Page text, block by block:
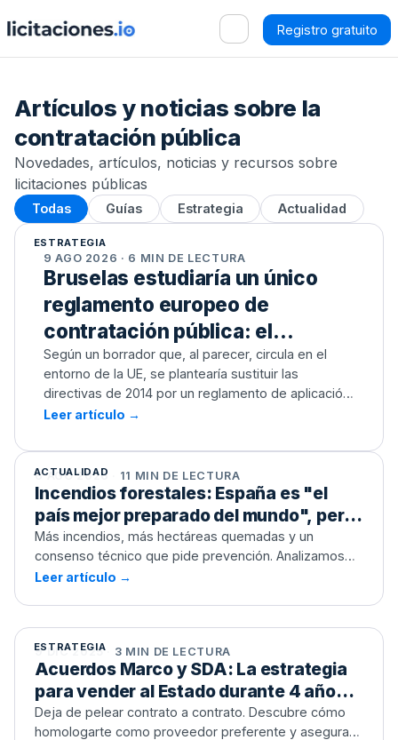
Registro gratuito
Artículos y noticias sobre la
contratación pública
Novedades, artículos, noticias y recursos sobre
licitaciones públicas
Todas Guías Estrategia Actualidad
ESTRATEGIA
9 AGO 2026 · 6 MIN DE LECTURA
Bruselas estudiaría un único
reglamento europeo de
contratación pública: el
borrador que apunta a sustituir
las directivas actuales
Según un borrador que, al parecer, circula en el
entorno de la UE, se plantearía sustituir las
directivas de 2014 por un reglamento de aplicación
directa, con la compra estratégica como norma y
contamos qué cambiaría, en su caso, para las
empresas que licitan.
Leer artículo →
ACTUALIDAD
6 AGO 2026 · 11 MIN DE LECTURA
Incendios forestales: España es "el
país mejor preparado del mundo", pero
¿se invierte cada vez menos y peor?
Más incendios, más hectáreas quemadas y un
consenso técnico que pide prevención. Analizamos
qué dice la contratación pública sobre cómo y cuándo
Leer artículo →
ESTRATEGIA
Acuerdos Marco y SDA: La estrategia
para vender al Estado durante 4 años
sin licitar de nuevo
9 DIC 2025 · 3 MIN DE LECTURA
Acuerdos Marco y SDA: La estrategia
para vender al Estado durante 4 años
sin licitar de nuevo
Deja de pelear contrato a contrato. Descubre cómo
homologarte como proveedor preferente y asegurar